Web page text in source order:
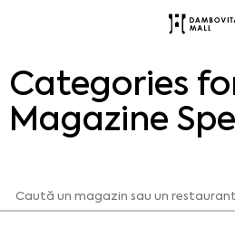
Categories
Magazine